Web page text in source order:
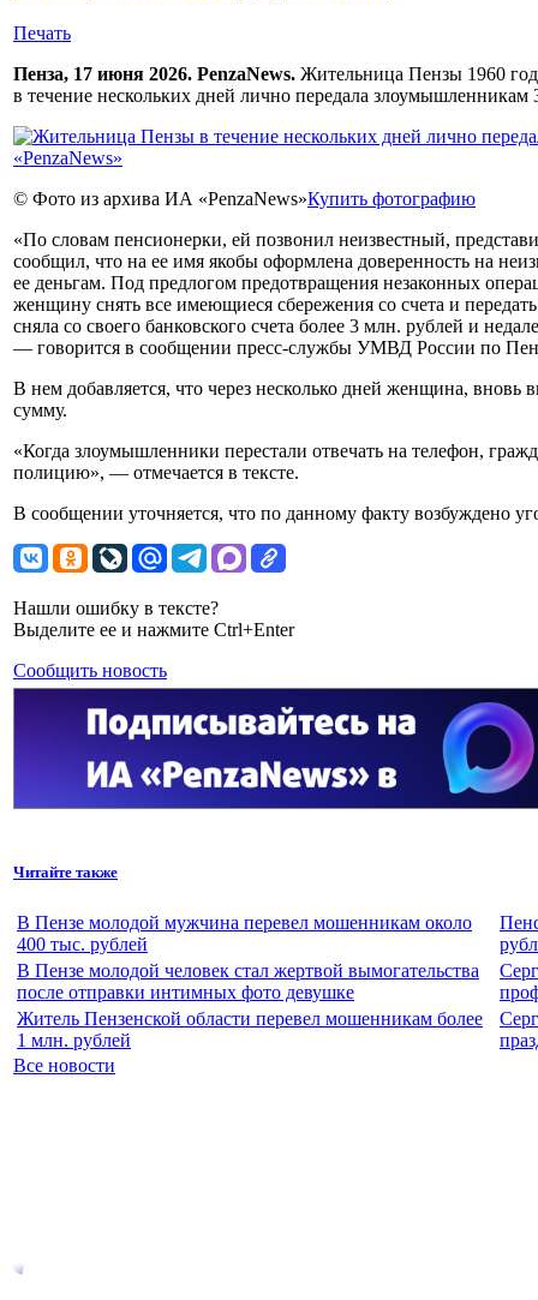
Печать
Пенза, 17 июня 2026. PenzaNews. Жительница Пензы 1960
в течение нескольких дней лично передала злоумышленникам
© Фото из архива ИА «PenzaNews»Купить фотографию
«По словам пенсионерки, ей позвонил неизвестный,
сообщил, что на ее имя якобы оформлена доверенность на
ее деньгам. Под предлогом предотвращения незаконных
женщину снять все имеющиеся сбережения со счета и
сняла со своего банковского счета более 3 млн. рублей и
— говорится в сообщении пресс-службы УМВД России по
В нем добавляется, что через несколько дней женщина,
сумму.
«Когда злоумышленники перестали отвечать на телефон,
полицию», — отмечается в тексте.
В сообщении уточняется, что по данному факту возбуждено
Нашли ошибку в тексте?
Выделите ее и нажмите Ctrl+Enter
Сообщить новость
Читайте также
В Пензе молодой мужчина перевел мошенникам около
400 тыс. рублей
В Пензе молодой человек стал жертвой вымогательства
после отправки интимных фото девушке
Житель Пензенской области перевел мошенникам более
1 млн. рублей
Все новости